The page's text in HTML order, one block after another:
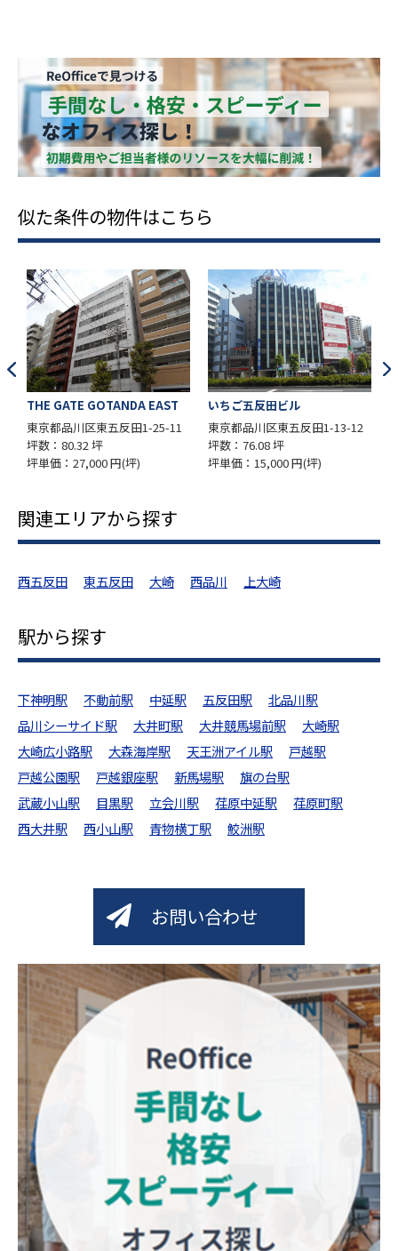
似た条件の物件はこちら
EAST
田1-25-11
いちご五反田ビル
東京都品川区東五反田1-13-12
坪数：76.08 坪
坪単価：15,000 円(坪)
SDI五反田ビル
東京都品川区西五反田
坪数：61.35 坪
坪単価：12,000 円(坪)
関連エリアから探す
西五反田 東五反田 大崎 西品川 上大崎
駅から探す
下神明駅 不動前駅 中延駅 五反田駅
北品川駅
品川シーサイド駅
大井町駅 大井競馬場前駅
大崎駅
大崎広小路駅
大森海岸駅 天王洲アイル駅
戸越駅
戸越公園駅
戸越銀座駅 新馬場駅
旗の台駅
武蔵小山駅
目黒駅 立会川駅 荏原中延駅
荏原町駅
西大井駅
西小山駅 青物横丁駅 鮫洲駅
お問い合わせ